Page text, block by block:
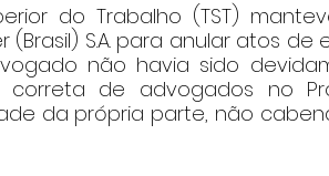
do Trabalho (TST)
S.A. para anular atos de
não havia sido
de advogados no
da própria parte, não